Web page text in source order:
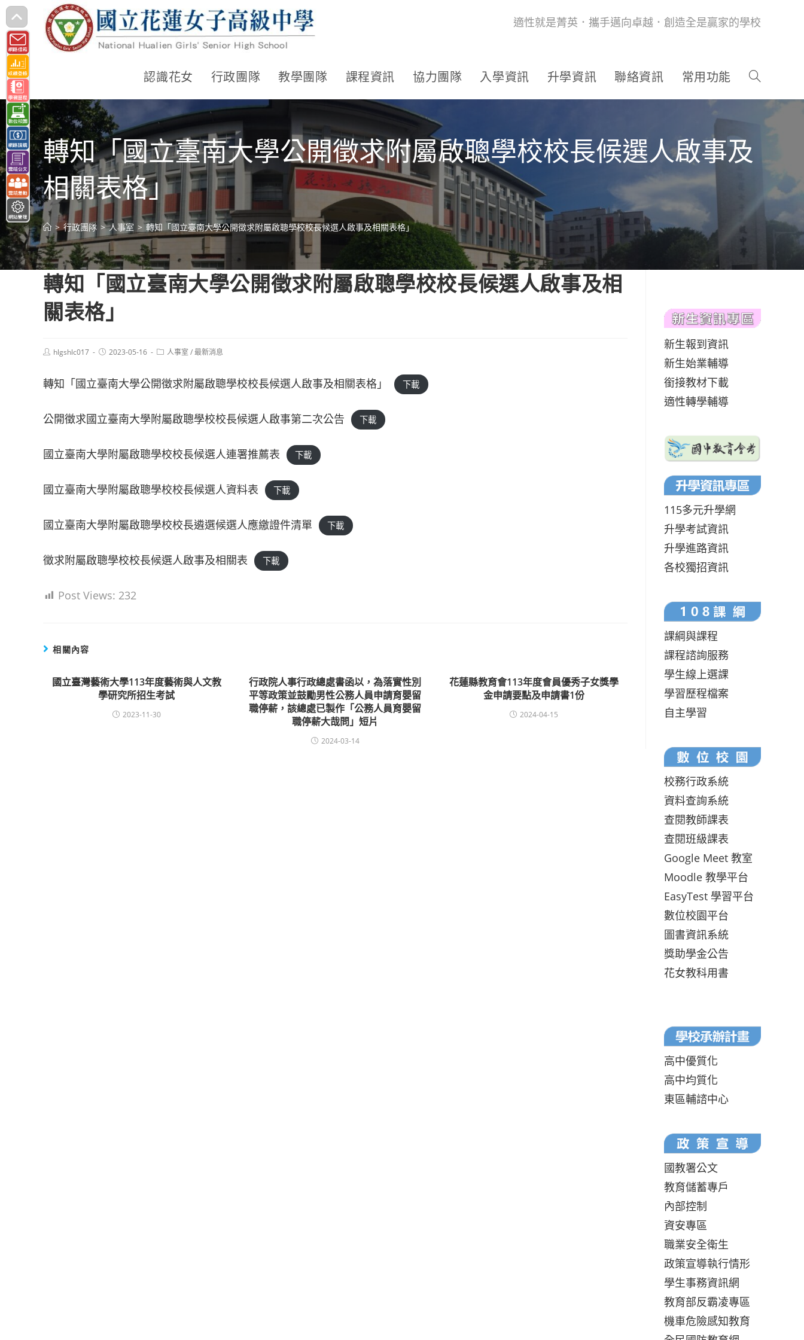
跳
轉
至
主
要
內
容
適性就是菁英．攜手邁向卓越．創造全是贏家的學校
認識花女 行政團隊 教學團隊 課程資訊 協力團隊 入學資訊 升學資訊 聯絡資訊 常用功能
轉知「國立臺南大學公開徵求附屬啟聰學校校長候選人啟事及
相關表格」
> 行政團隊 > 人事室 > 轉知「國立臺南大學公開徵求附屬啟聰學校校長候選人啟事及相關表格」
轉知「國立臺南大學公開徵求附屬啟聰學校校長候選人啟事及相
關表格」
Posthlgshlc017
Post2023-05-16
Post人事室 /最新消息
轉知「國立臺南大學公開徵求附屬啟聰學校校長候選人啟事及相關表格」 下載
公開徵求國立臺南大學附屬啟聰學校校長候選人啟事第二次公告 下載
國立臺南大學附屬啟聰學校校長候選人連署推薦表 下載
國立臺南大學附屬啟聰學校校長候選人資料表 下載
國立臺南大學附屬啟聰學校校長遴選候選人應繳證件清單 下載
徵求附屬啟聰學校校長候選人啟事及相關表 下載
Post Views: 232
相關內容
國立臺灣藝術大學113年度藝術與人文教
學研究所招生考試
2023-11-30
行政院人事行政總處書函以，為落實性別
平等政策並鼓勵男性公務人員申請育嬰留
職停薪，該總處已製作「公務人員育嬰留
職停薪大哉問」短片
2024-03-14
花蓮縣教育會113年度會員優秀子女獎學
金申請要點及申請書1份
2024-04-15
新生報到資訊
新生始業輔導
銜接教材下載
適性轉學輔導
115多元升學網
升學考試資訊
升學進路資訊
各校獨招資訊
課綱與課程
課程諮詢服務
學生線上選課
學習歷程檔案
自主學習
校務行政系統
資料查詢系統
查閱教師課表
查閱班級課表
Google Meet 教室
Moodle 教學平台
EasyTest 學習平台
數位校園平台
圖書資訊系統
獎助學金公告
花女教科用書
高中優質化
高中均質化
東區輔諮中心
國教署公文
教育儲蓄專戶
內部控制
資安專區
職業安全衛生
政策宣導執行情形
學生事務資訊網
教育部反霸凌專區
機車危險感知教育